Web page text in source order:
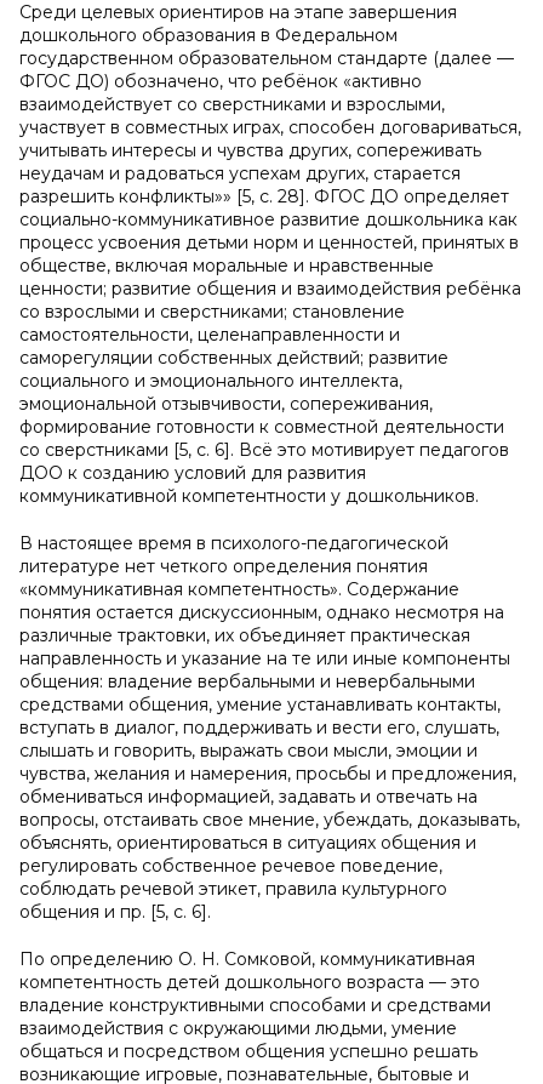
Среди целевых ориентиров на этапе завершения
дошкольного образования в Федеральном
государственном образовательном стандарте (далее —
ФГОС ДО) обозначено, что ребёнок «активно
взаимодействует со сверстниками и взрослыми,
участвует в совместных играх, способен договариваться,
учитывать интересы и чувства других, сопереживать
неудачам и радоваться успехам других, старается
разрешить конфликты»» [5, с. 28]. ФГОС ДО определяет
социально-коммуникативное развитие дошкольника как
процесс усвоения детьми норм и ценностей, принятых в
обществе, включая моральные и нравственные
ценности; развитие общения и взаимодействия ребёнка
со взрослыми и сверстниками; становление
самостоятельности, целенаправленности и
саморегуляции собственных действий; развитие
социального и эмоционального интеллекта,
эмоциональной отзывчивости, сопереживания,
формирование готовности к совместной деятельности
со сверстниками [5, с. 6]. Всё это мотивирует педагогов
ДОО к созданию условий для развития
коммуникативной компетентности у дошкольников.
В настоящее время в психолого-педагогической
литературе нет четкого определения понятия
«коммуникативная компетентность». Содержание
понятия остается дискуссионным, однако несмотря на
различные трактовки, их объединяет практическая
направленность и указание на те или иные компоненты
общения: владение вербальными и невербальными
средствами общения, умение устанавливать контакты,
вступать в диалог, поддерживать и вести его, слушать,
слышать и говорить, выражать свои мысли, эмоции и
чувства, желания и намерения, просьбы и предложения,
обмениваться информацией, задавать и отвечать на
вопросы, отстаивать свое мнение, убеждать, доказывать,
объяснять, ориентироваться в ситуациях общения и
регулировать собственное речевое поведение,
соблюдать речевой этикет, правила культурного
общения и пр. [5, с. 6].
По определению О. Н. Сомковой, коммуникативная
компетентность детей дошкольного возраста — это
владение конструктивными способами и средствами
взаимодействия с окружающими людьми, умение
общаться и посредством общения успешно решать
возникающие игровые, познавательные, бытовые и